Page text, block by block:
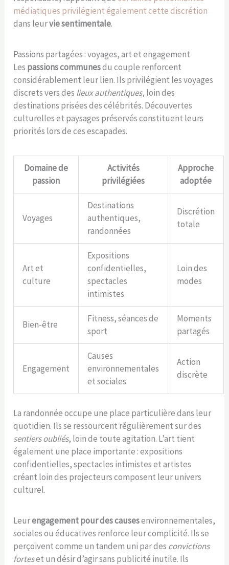
médiatiques privilégient également cette discrétion
dans leurvie sentimentale.
Passions partagées : voyages, art et engagement
Les passions communesdu couple renforcent
considérablement leur lien. Ils privilégient les voyages
discrets vers des lieux authentiques, loin des
destinations prisées des célébrités. Découvertes
culturelles et paysages préservés constituent leurs
priorités lors de ces escapades.
Domaine de
passion
Activités
privilégiées
Approche
adoptée
Voyages
Destinations
authentiques,
randonnées
Discrétion
totale
Art et
culture
Expositions
confidentielles,
spectacles
intimistes
Loin des
modes
Bien-être
Fitness, séances de
sport
Moments
partagés
Engagement
Causes
environnementales
et sociales
Action
discrète
La randonnée occupe une place particulière dans leur
quotidien. Ils se ressourcent régulièrement sur des
sentiers oubliés, loin de toute agitation. L’art tient
également une place importante : expositions
confidentielles, spectacles intimistes et artistes
créant loin des projecteurs composent leur univers
culturel.
Leurengagement pour des causesenvironnementales,
sociales ou éducatives renforce leur complicité. Ils se
perçoivent comme un tandem uni par des convictions
forteset un désir d’agir sans publicité inutile. Ils